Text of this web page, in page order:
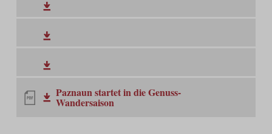
Paznaun startet in die Genuss-
Wandersaison